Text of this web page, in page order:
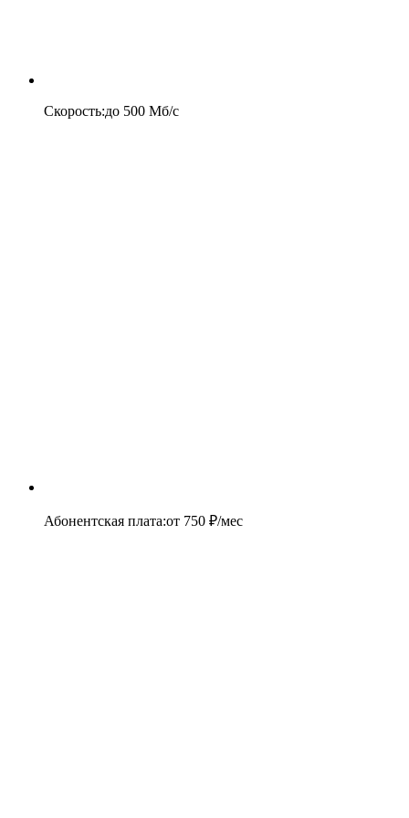
Скорость:до 500 Мб/c
Абонентская плата:от 750 ₽/мес